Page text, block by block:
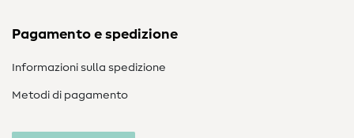
Pagamento e spedizione
Informazioni sulla spedizione
Metodi di pagamento